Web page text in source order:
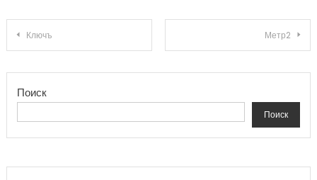
Навигация по записям
Ключъ Метр2
Поиск
Поиск